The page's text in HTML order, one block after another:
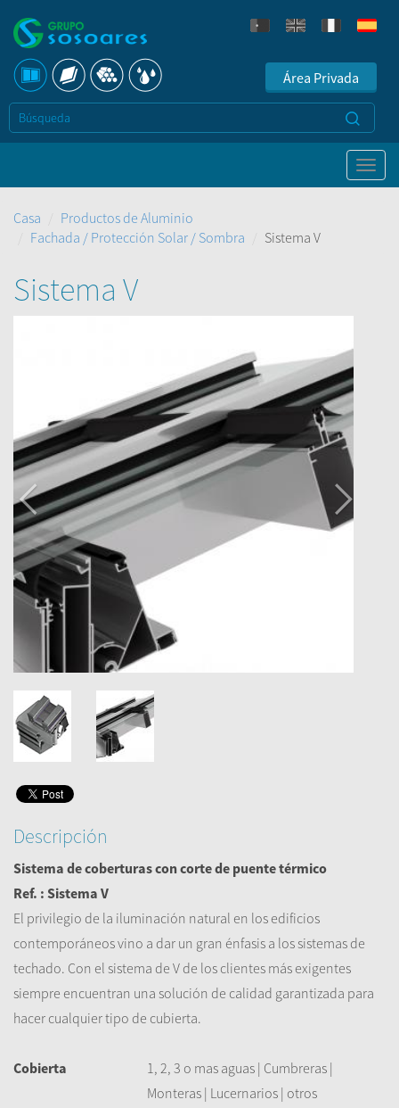
Área Privada
Casa
Productos de Aluminio
Fachada / Protección Solar / Sombra
Sistema V
Sistema V
Descripción
Sistema de coberturas con corte de puente térmico
Ref. : Sistema V
El privilegio de la iluminación natural en los edificios
contemporáneosvino a dar un gran énfasis a lossistemas de
techado. Con el sistema de V de los clientes más exigentes
siempre encuentran una solución de calidad garantizada para
hacer cualquier tipo de cubierta.
Cobierta
1, 2, 3 o mas aguas | Cumbreras |
Monteras | Lucernarios | otros